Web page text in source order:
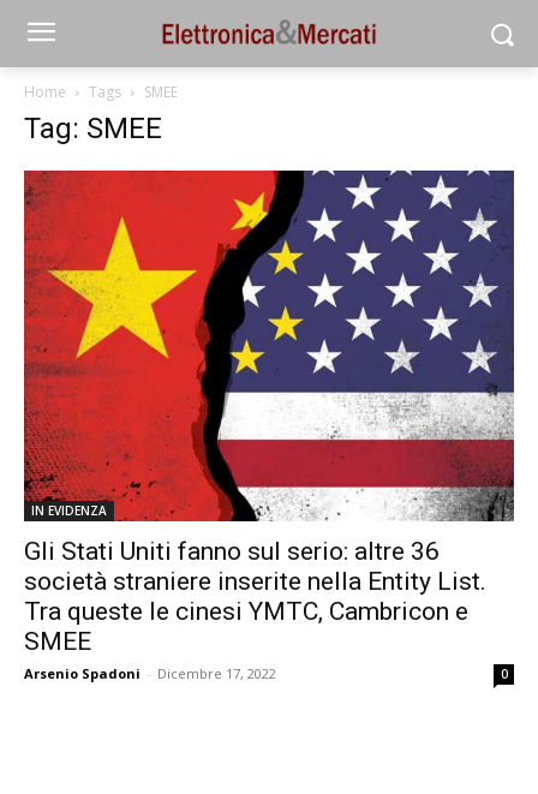
Home Tags SMEE
Tag: SMEE
IN EVIDENZA
Gli Stati Uniti fanno sul serio: altre 36
società straniere inserite nella Entity List.
Tra queste le cinesi YMTC, Cambricon e
SMEE
Arsenio Spadoni - Dicembre 17, 2022 0